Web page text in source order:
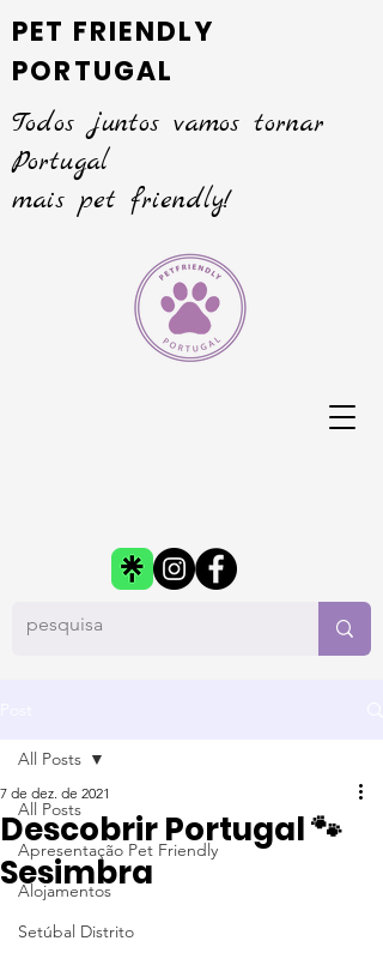
PET FRIENDLY
PORTUGAL
Todos juntos vamos tornar
Portugal
mais pet friendly!
All Posts
Apresentação Pet Friendly
Alojamentos
Setúbal Distrito
All Posts
Descobrir Portugal 🐾
Sesimbra
7 de dez. de 2021